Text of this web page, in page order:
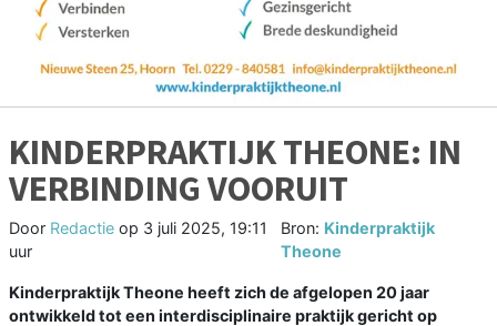
KINDERPRAKTIJK THEONE: IN
VERBINDING VOORUIT
Door Redactie op 3 juli 2025, 19:11
uur
Bron: Kinderpraktijk
Theone
Kinderpraktijk Theone heeft zich de afgelopen 20 jaar
ontwikkeld tot een interdisciplinaire praktijk gericht op